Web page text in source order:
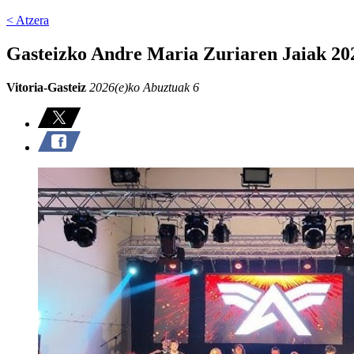
< Atzera
Gasteizko Andre Maria Zuriaren Jaiak
Vitoria-Gasteiz 2026(e)ko Abuztuak 6